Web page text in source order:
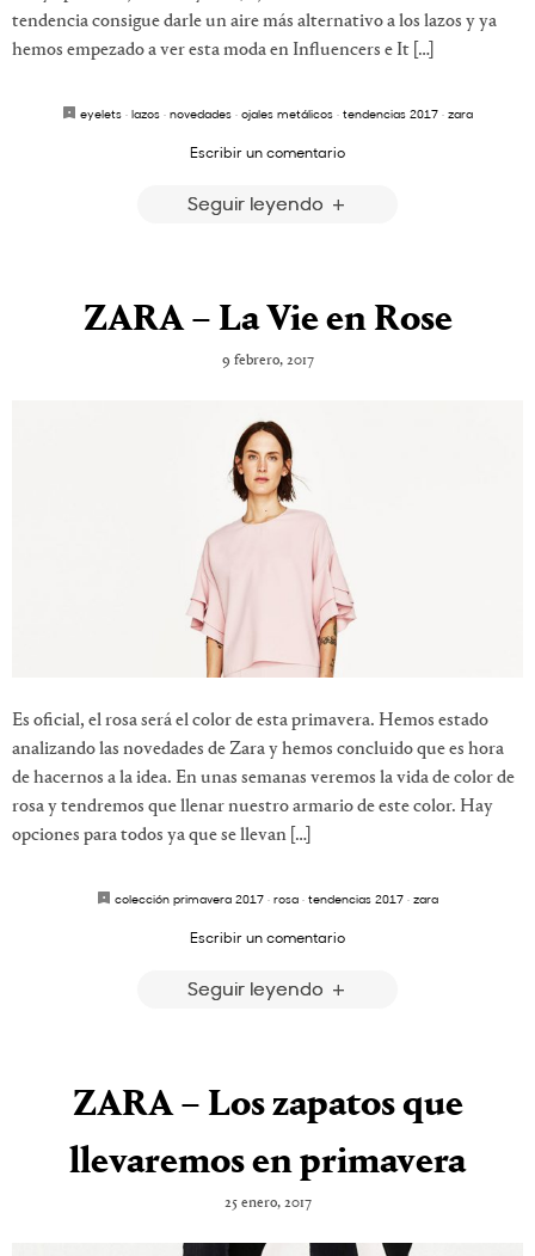
tendencia consigue darle un aire más alternativo a los lazos y ya
hemos empezado a ver esta moda en Influencers e It […]
eyelets · lazos · novedades · ojales metálicos · tendencias 2017 · zara
Escribir un comentario
Seguir leyendo
ZARA – La Vie en Rose
9 febrero, 2017
Es oficial, el rosa será el color de esta primavera. Hemos estado
analizando las novedades de Zara y hemos concluido que es hora
de hacernos a la idea. En unas semanas veremos la vida de color de
rosa y tendremos que llenar nuestro armario de este color. Hay
opciones para todos ya que se llevan […]
colección primavera 2017 · rosa · tendencias 2017 · zara
Escribir un comentario
Seguir leyendo
ZARA – Los zapatos que
llevaremos en primavera
25 enero, 2017